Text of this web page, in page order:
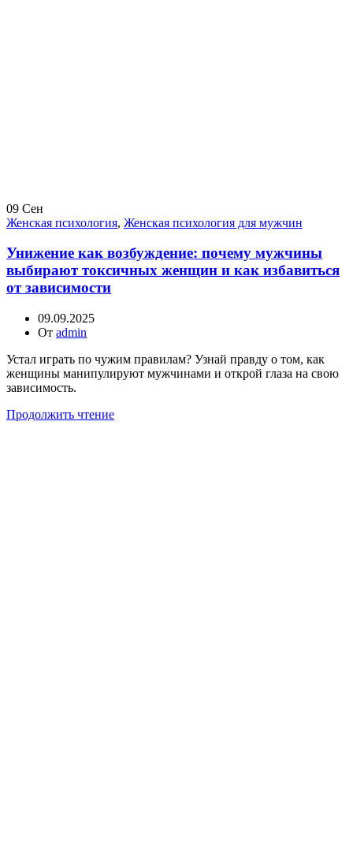
09 Сен
Женская психология, Женская психология для мужчин
Унижение как возбуждение: почему мужчины
выбирают токсичных женщин и как избавиться
от зависимости
09.09.2025
От admin
Устал играть по чужим правилам? Узнай правду о том, как
женщины манипулируют мужчинами и открой глаза на свою
зависимость.
Продолжить чтение